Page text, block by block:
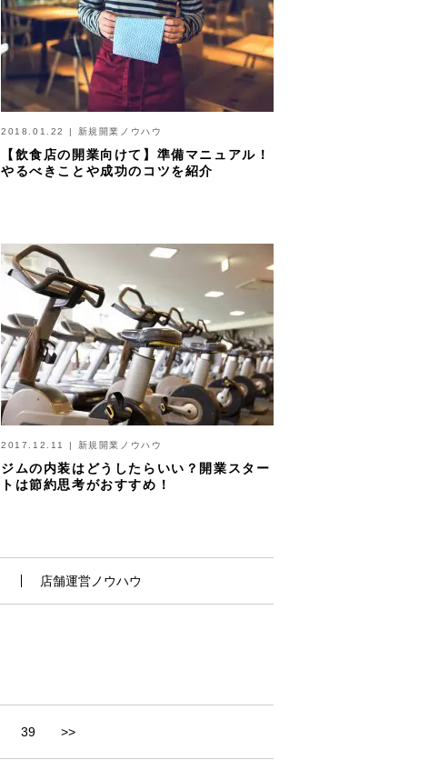
2018.01.22 | 新規開業ノウハウ
【飲食店の開業向けて】準備マニュアル！
やるべきことや成功のコツを紹介
2017.12.11 | 新規開業ノウハウ
ジムの内装はどうしたらいい？開業スター
トは節約思考がおすすめ！
店舗運営ノウハウ
39 >>